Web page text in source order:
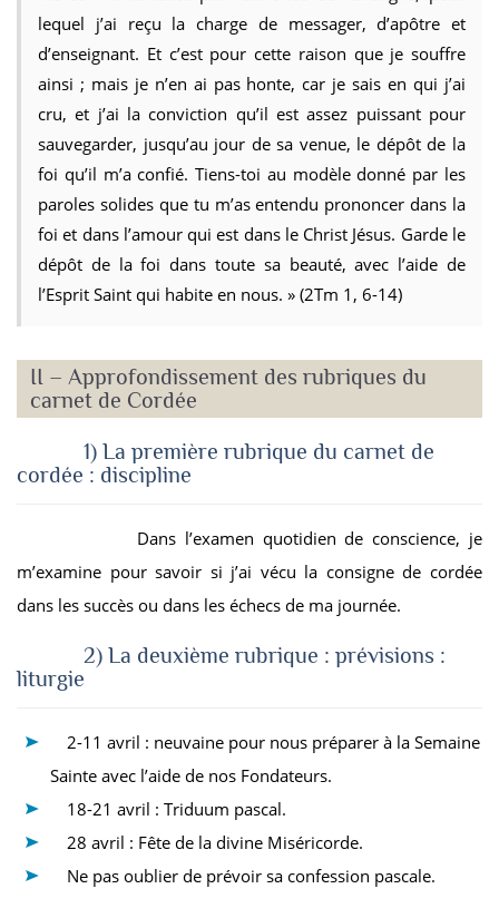
lequel j’ai reçu la charge de messager, d’apôtre et
d’enseignant. Et c’est pour cette raison que je souffre
ainsi ; mais je n’en ai pas honte, car je sais en qui j’ai
cru, et j’ai la conviction qu’il est assez puissant pour
sauvegarder, jusqu’au jour de sa venue, le dépôt de la
foi qu’il m’a confié. Tiens-toi au modèle donné par les
paroles solides que tu m’as entendu prononcer dans la
foi et dans l’amour qui est dans le Christ Jésus. Garde le
dépôt de la foi dans toute sa beauté, avec l’aide de
l’Esprit Saint qui habite en nous. » (2Tm 1, 6-14)
II – Approfondissement des rubriques du
carnet de Cordée
1) La première rubrique du carnet de
cordée : discipline
Dans l’examen quotidien de conscience, je
m’examine pour savoir si j’ai vécu la consigne de cordée
dans les succès ou dans les échecs de ma journée.
2) La deuxième rubrique : prévisions :
liturgie
2-11 avril : neuvaine pour nous préparer à la Semaine
Sainte avec l’aide de nos Fondateurs.
18-21 avril : Triduum pascal.
28 avril : Fête de la divine Miséricorde.
Ne pas oublier de prévoir sa confession pascale.